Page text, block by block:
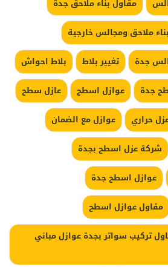
مقاول بناء ملاحق جدة
بناء ملاحق ومجالس خارجية
جدة
تغيير بلاط
بلاط احواش
جدة عوازل اسطح
عازل سطح
حراري
عوازل مع الضمان
شركة عزل اسطح بجدة
عوازل اسطح جدة
مقاول عوازل اسطح
تركيب سواتر بجدة عوازل مباني